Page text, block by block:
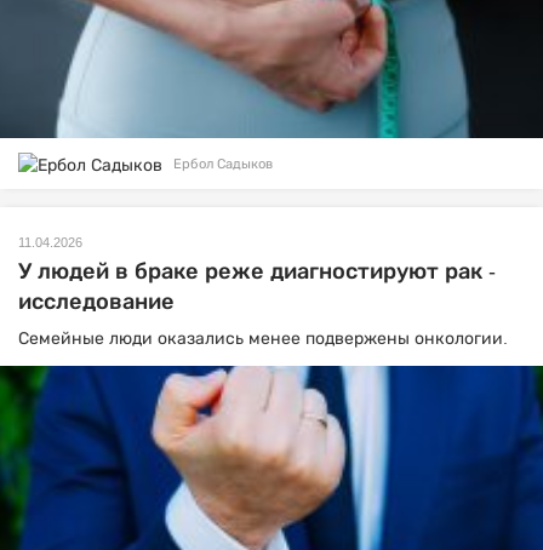
Ербол Садыков
11.04.2026
У людей в браке реже диагностируют рак -
исследование
Семейные люди оказались менее подвержены онкологии.